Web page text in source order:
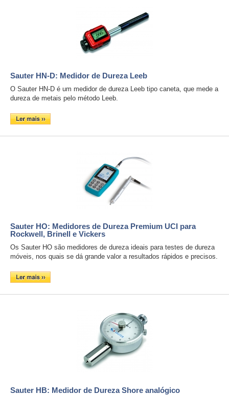
Sauter HN-D: Medidor de Dureza Leeb
O Sauter HN-D é um medidor de dureza Leeb tipo caneta, que mede a
dureza de metais pelo método Leeb.
Sauter HO: Medidores de Dureza Premium UCI para
Rockwell, Brinell e Vickers
Os Sauter HO são medidores de dureza ideais para testes de dureza
móveis, nos quais se dá grande valor a resultados rápidos e precisos.
Sauter HB: Medidor de Dureza Shore analógico